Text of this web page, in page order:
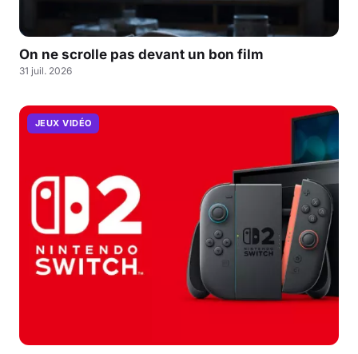
On ne scrolle pas devant un bon film
31 juil. 2026
JEUX VIDÉO